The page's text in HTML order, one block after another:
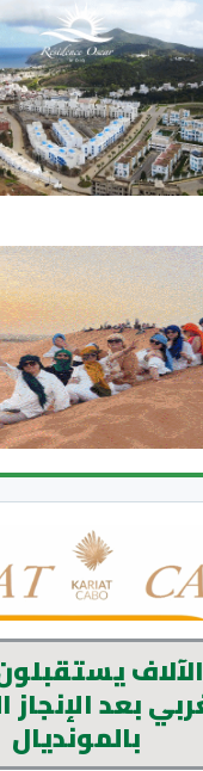
بعد الإنجاز
بالمونديال